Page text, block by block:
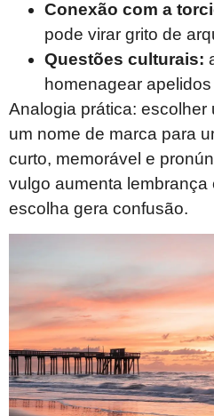
Conexão com a
pode virar grito de
Questões culturais:
homenagear
Analogia prática: escolher
um nome de marca para
curto, memorável e
vulgo aumenta lembrança
escolha gera confusão.